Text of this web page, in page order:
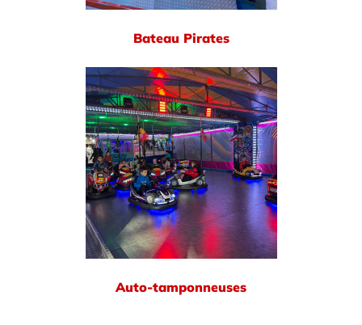
Bateau Pirates
Auto-tamponneuses